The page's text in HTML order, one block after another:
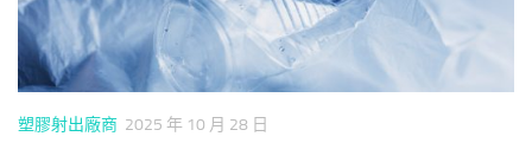
塑膠射出廠商 2025 年 10 月 28 日